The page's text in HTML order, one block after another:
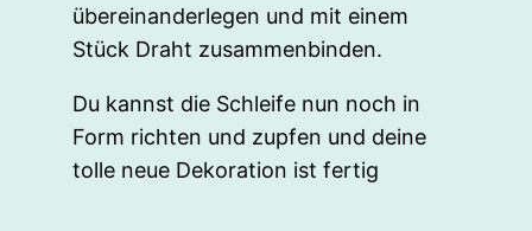
übereinanderlegen und mit einem
Stück Draht zusammenbinden.
Du kannst die Schleife nun noch in
Form richten und zupfen und deine
tolle neue Dekoration ist fertig